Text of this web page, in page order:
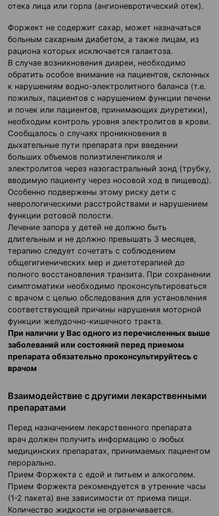
отека лица или горла (ангионевротический отек).
Форжект не содержит сахар, может назначаться
больным сахарным диабетом, а также лицам, из
рациона которых исключается галактоза.
В случае возникновения диареи, необходимо
обратить особое внимание на пациентов, склонных
к нарушениям водно-электролитного баланса (т.е.
пожилых, пациентов с нарушением функции печени
и почек или пациентов, принимающих диуретики),
необходим контроль уровня электролитов в крови.
Сообщалось о случаях проникновения в
дыхательные пути препарата при введении
больших объемов полиэтиленгликоля и
электролитов через назогастральный зонд (трубку,
вводимую пациенту через носовой ход в пищевод).
Особенно подвержены этому риску дети с
неврологическими расстройствами и нарушением
функции ротовой полости.
Лечение запора у детей не должно быть
длительным и не должно превышать 3 месяцев,
терапию следует сочетать с соблюдением
общегигиенических мер и диетотерапией до
полного восстановления транзита. При сохранении
симптоматики необходимо проконсультироваться
с врачом с целью обследования для установления
соответствующей причины нарушения моторной
функции желудочно-кишечного тракта.
При наличии у Вас одного из перечисленных выше
заболеваний или состояний перед приемом
препарата обязательно проконсультируйтесь с
врачом
Взаимодействие с другими лекарственными
препаратами
Перед назначением лекарственного препарата
врач должен получить информацию о любых
медицинских препаратах, принимаемых пациентом
перорально.
Прием Форжекта с едой и питьем и алкоголем.
Прием Форжекта рекомендуется в утренние часы
(1-2 пакета) вне зависимости от приема пищи.
Количество жидкости не ограничивается.